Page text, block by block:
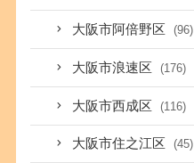
大阪市阿倍野区 (96)
大阪市浪速区 (176)
大阪市西成区 (116)
大阪市住之江区 (45)